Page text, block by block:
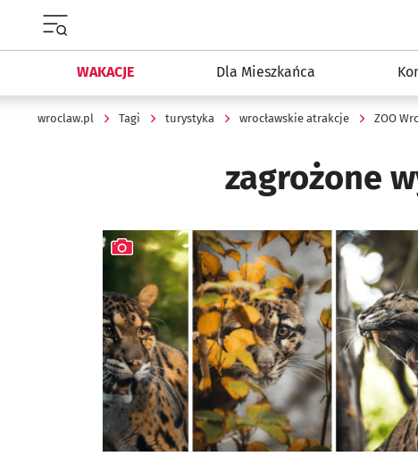
WAKACJE Dla Mieszkańca
wroclaw.pl Tagi turystyka wrocławskie atrakcje ZOO
zagrożone